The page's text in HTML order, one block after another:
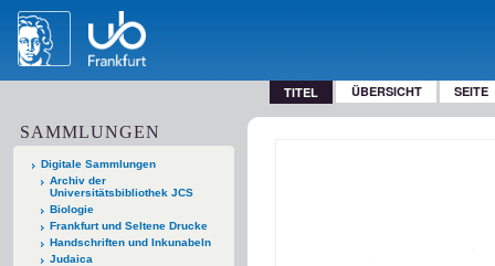
TITEL ÜBERSICHT SEITE
SAMMLUNGEN
Digitale Sammlungen
Archiv der
Universitätsbibliothek JCS
Biologie
Frankfurt und Seltene Drucke
Handschriften und Inkunabeln
Judaica